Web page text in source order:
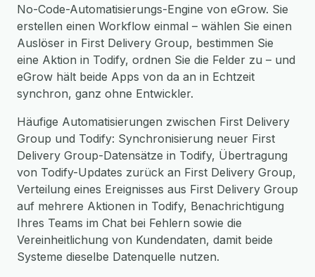
No-Code-Automatisierungs-Engine von eGrow. Sie
erstellen einen Workflow einmal – wählen Sie einen
Auslöser in First Delivery Group, bestimmen Sie
eine Aktion in Todify, ordnen Sie die Felder zu – und
eGrow hält beide Apps von da an in Echtzeit
synchron, ganz ohne Entwickler.
Häufige Automatisierungen zwischen First Delivery
Group und Todify: Synchronisierung neuer First
Delivery Group-Datensätze in Todify, Übertragung
von Todify-Updates zurück an First Delivery Group,
Verteilung eines Ereignisses aus First Delivery Group
auf mehrere Aktionen in Todify, Benachrichtigung
Ihres Teams im Chat bei Fehlern sowie die
Vereinheitlichung von Kundendaten, damit beide
Systeme dieselbe Datenquelle nutzen.